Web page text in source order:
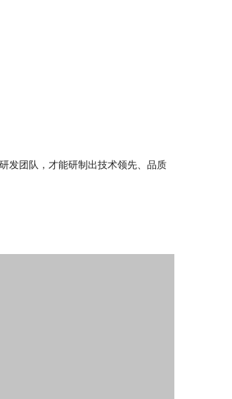
发团队，才能研制出技术领先、品质